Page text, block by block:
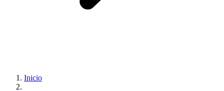
Inicio